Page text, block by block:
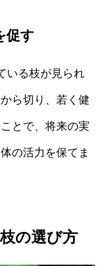
促す
いる枝が見られ
ら切り、若く健
とで、将来の実
の活力を保てま
の選び方